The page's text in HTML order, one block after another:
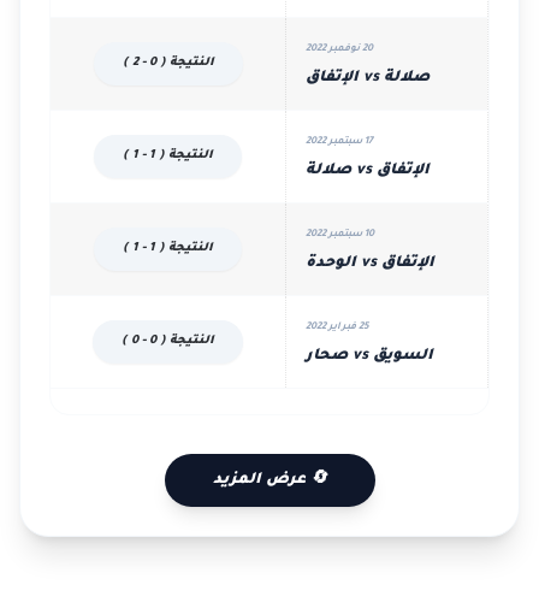
20 نوفمبر 2022
صلالة vs الإتفاق
النتيجة ( 0 - 2 )
17 سبتمبر 2022
الإتفاق vs صلالة
النتيجة ( 1 - 1 )
10 سبتمبر 2022
الإتفاق vs الوحدة
النتيجة ( 1 - 1 )
25 فبراير 2022
السويق vs صحار
النتيجة ( 0 - 0 )
🔄 عرض المزيد